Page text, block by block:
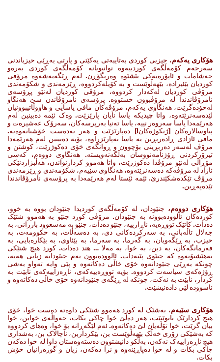
هۆکاری یەکەم، حیزبی کوردی بەتایبەتی یەکێتی و پارتی بەڕێی حیزباندنی
سەرجەم کۆمەڵگەی کوردییەوە توانیویانە کۆمەڵگەی کوردی بەرەو
حەشامات و ئاپۆرەیەکی بێشێوە وەربگۆڕن. لەم ڕێگەیەشەوە مرۆڤی
کوردیان بێئیرادە، بێهەڵوێست و بە کۆیلەکردووە، ڕێزمەندی و شکۆمەندی
مرۆڤی کوردیان لەکەدار کردووە، مرۆڤی کوردیان لەنێو پڕۆسەی
نامرۆڤاندندا لە مرۆڤبوون خستووە. پرۆسەی نامرۆڤاندن سێ هەنگاو
لەخۆدەگرێت، هەنگاوی یەکەم، مرۆڤەکان مافی یاسایی و هاووڵاتیبوونیان
لێدەسەنرێتەوە، واتا چیدیکە یاسا نایان پارێزێت. وەک ئێمە دەبینین لەم
هەرێمەدا یاسا سەروەر نییە، یاسا تەنیا بەرپرسەکان، سەرۆک عەشیرەت و
پیاوسالارەکان [ژنکوژەکان!] دەپارێزێت و هەر بەدەست خۆشیانەوەیە.
مافی ئازادی ڕادەربڕین بە یاسا نەپارێزراوە، بۆیە دەبینین لەم هەرێمەدا
مرۆڤ لەسەر دەربڕینی بۆچوون و ڕوانگەی خۆی دەکوژرێت، کوشتن و
تیرۆرکردنی ڕۆژنامەنووسان بەڵگەنەویستە. هەنگاوی دووەم، کەسی
مۆڕاڵی لەنێو مرۆڤدا دەکوژرێت، واتا هەموو کردارنواندن، هەڵبژاردنێکی
ئازاد لە مرۆڤەکە دەسەنرێتەوە، هەنگاوی سێیەم، شکۆمەندی و ڕێزمەندی
مرۆڤ تێکدەشکێندرێ. ئێمە ئێستا لەم هەرێمەدا بە پرۆسەی نامرۆڤاندندا
تێدەپەڕین.
هۆکاری دووەم، جنێودان، لە کۆمەڵگەی کوردیدا جنێودان بووە بە خوو،
کوردەکان ئالوودەبوونە بە جنێودان. مرۆڤی کورد جنێو بە هەموو شتێک
دەدات. کاتێک تووڕەیە، ناڕازییە، جنێو دەدات، جنێو بە مەسعوود بارزانی، بە
جەلال تاڵەبانی، بە سەرکردەکانی دی، بە دەسەڵات، بە حکوومەت، بە
حیزب، بە ڕێگەوبان، بە گەرما، بە سەرما، بە بێئاوی، بە بێکارەبایی، بە
فەرمانگەکان، بە دین، بە خوا، بە مەلا … هتد دەدات. کورد هیچ شتێکی
نەهێشتۆتەوە کە جنێوی پێنەدات. ئالوودەبوون بەم جنێودانە زیانی هەیە،
چونکە بەڕێی جنێودانەوە خۆی خاڵی دەکاتەوە و پێی وایە تەواو بەشی
ڕۆژەکەی سیاسەت کردووە. بۆیە تووڕەییەکەی، ناڕەزاییەکەی نابێت بە
کردار، نابێت بە ئەکت، چونکە لە ڕێگەی جنێودانەوە خۆی خاڵی دەکاتەوە و
ئاسوودە لێی دادەنیشێت.
هۆکاری سێیەم، بەشێک لە کورد هەموو شتێکی داوەتە دەست خوا، خۆی
هیچ کردارێک نانوێنێت، هەر دەڵێ خوا چاکی بکات، حەواڵەی خوابن، خوا
بیان گرێت، خوا تۆڵەیان لێ دەکاتەوە. ئەم لێگەڕانە بۆ خوا، وەهای کردووە
کە بەشێکی زۆری خەڵک بێهەڵوێست بن، بێکرداربن، ناچالاک بن، بەشداری
هیچ ناڕەزاییەک نەکەن، بەڵکو دانیشتوون دەستەوەستان داوا لە خوا دەکەن
چاکی بکات و لە خوا دەپاڕێنەوە و نزا دەکەن، ژیان و گوزەرانیان خۆش
بکات.